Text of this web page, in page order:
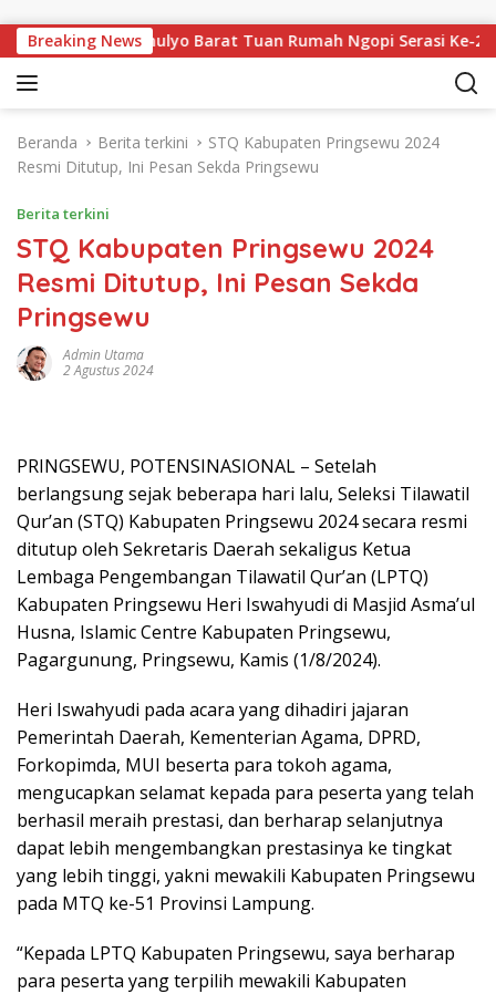
Breaking News
Kresnomulyo Barat Tuan Rumah Ngopi Serasi Ke-29
Beranda Berita terkini
STQ Kabupaten Pringsewu 2024
Resmi Ditutup, Ini Pesan Sekda Pringsewu
Berita terkini
STQ Kabupaten Pringsewu 2024
Resmi Ditutup, Ini Pesan Sekda
Pringsewu
Admin Utama
2 Agustus 2024
PRINGSEWU, POTENSINASIONAL – Setelah
berlangsung sejak beberapa hari lalu, Seleksi Tilawatil
Qur’an (STQ) Kabupaten Pringsewu 2024 secara resmi
ditutup oleh Sekretaris Daerah sekaligus Ketua
Lembaga Pengembangan Tilawatil Qur’an (LPTQ)
Kabupaten Pringsewu Heri Iswahyudi di Masjid Asma’ul
Husna, Islamic Centre Kabupaten Pringsewu,
Pagargunung, Pringsewu, Kamis (1/8/2024).
Heri Iswahyudi pada acara yang dihadiri jajaran
Pemerintah Daerah, Kementerian Agama, DPRD,
Forkopimda, MUI beserta para tokoh agama,
mengucapkan selamat kepada para peserta yang telah
berhasil meraih prestasi, dan berharap selanjutnya
dapat lebih mengembangkan prestasinya ke tingkat
yang lebih tinggi, yakni mewakili Kabupaten Pringsewu
pada MTQ ke-51 Provinsi Lampung.
“Kepada LPTQ Kabupaten Pringsewu, saya berharap
para peserta yang terpilih mewakili Kabupaten